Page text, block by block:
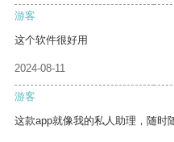
游客
这个软件很好用
2024-08-11
游客
这款app就像我的私人助理，随时